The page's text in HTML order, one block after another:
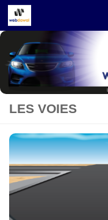
Skip to content
LES VOIES